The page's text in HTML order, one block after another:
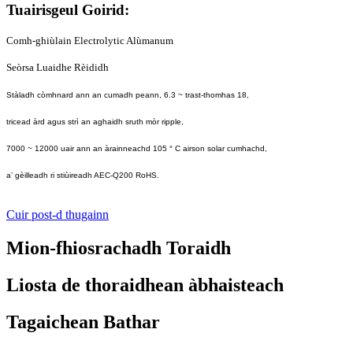
Tuairisgeul Goirid:
Comh-ghiùlain Electrolytic Alùmanum
Seòrsa Luaidhe Rèididh
Stàladh còmhnard ann an cumadh peann, 6.3 ~ trast-thomhas 18,
tricead àrd agus strì an aghaidh sruth mòr ripple,
7000 ~ 12000 uair ann an àrainneachd 105 ° C airson solar cumhachd,
a’ gèilleadh ri stiùireadh AEC-Q200 RoHS.
Cuir post-d thugainn
Mion-fhiosrachadh Toraidh
Liosta de thoraidhean àbhaisteach
Tagaichean Bathar